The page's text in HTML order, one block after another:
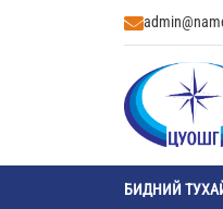
БИДНИЙ